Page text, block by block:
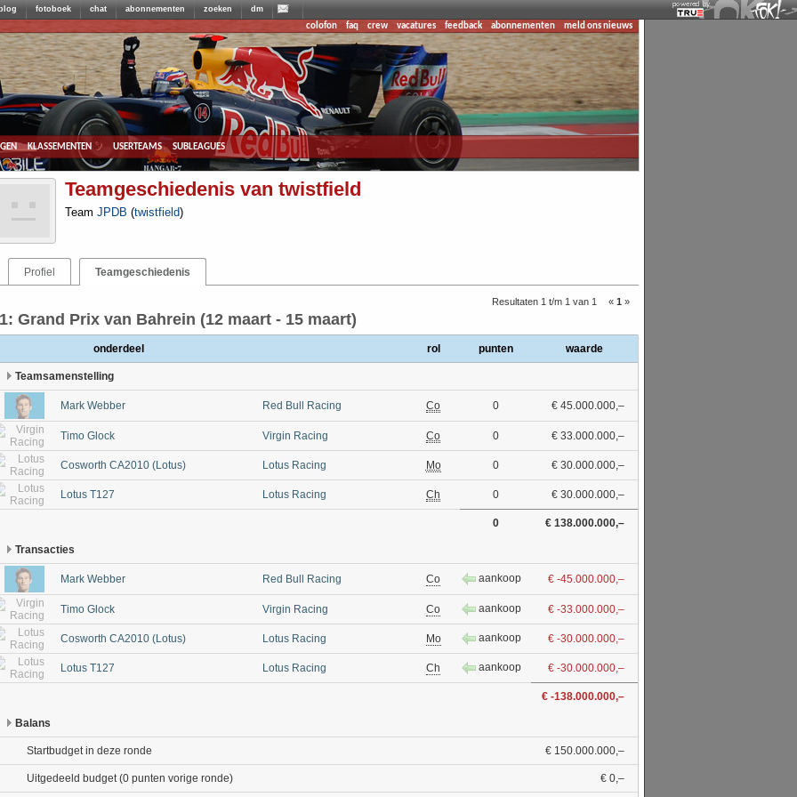
fotoboek chat abonnementen zoeken dm
colofon faq crew vacatures feedback abonnementen meld ons nieuws
klassementen userteams subleagues
Teamgeschiedenis van twistfield
Team JPDB (twistfield)
Profiel Teamgeschiedenis
Resultaten 1 t/m 1 van 1 « 1 »
Grand Prix van Bahrein (12 maart - 15 maart)
onderdeel rol punten waarde
Teamsamenstelling
Mark Webber Red Bull Racing Co 0 € 45.000.000,–
Timo Glock Virgin Racing Co 0 € 33.000.000,–
Cosworth CA2010 (Lotus) Lotus Racing Mo 0 € 30.000.000,–
Lotus T127 Lotus Racing Ch 0 € 30.000.000,–
0 € 138.000.000,–
Transacties
Mark Webber Red Bull Racing Co aankoop € -45.000.000,–
Timo Glock Virgin Racing Co aankoop € -33.000.000,–
Cosworth CA2010 (Lotus) Lotus Racing Mo aankoop € -30.000.000,–
Lotus T127 Lotus Racing Ch aankoop € -30.000.000,–
€ -138.000.000,–
Balans
Startbudget in deze ronde € 150.000.000,–
Uitgedeeld budget (0 punten vorige ronde) € 0,–